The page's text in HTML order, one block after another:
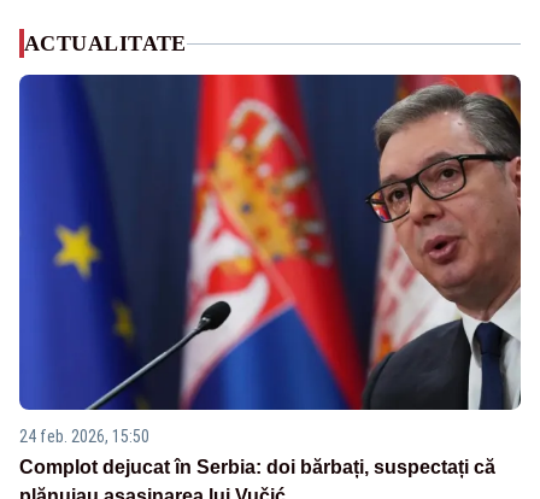
ACTUALITATE
24 feb. 2026, 15:50
Complot dejucat în Serbia: doi bărbați, suspectați că